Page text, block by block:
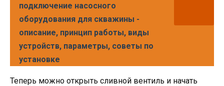
подключение насосного
оборудования для скважины -
описание, принцип работы, виды
устройств, параметры, советы по
установке
Теперь можно открыть сливной вентиль и начать